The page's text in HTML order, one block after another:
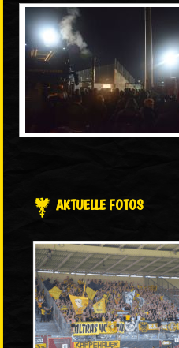
AKTUELLE FOTOS